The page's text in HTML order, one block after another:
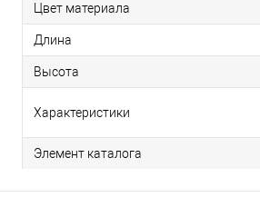
Цвет материала
Длина
Высота
Характеристики
Элемент каталога